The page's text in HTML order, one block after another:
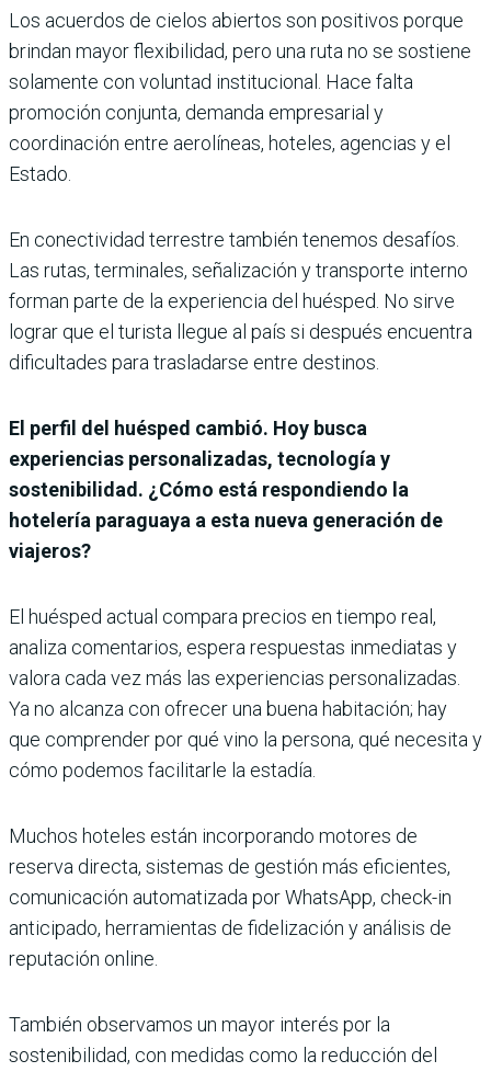
Los acuerdos de cielos abiertos son positivos porque
brindan mayor flexibilidad, pero una ruta no se sostiene
solamente con voluntad institucional. Hace falta
promoción conjunta, demanda empresarial y
coordinación entre aerolíneas, hoteles, agencias y el
Estado.
En conectividad terrestre también tenemos desafíos.
Las rutas, terminales, señalización y transporte interno
forman parte de la experiencia del huésped. No sirve
lograr que el turista llegue al país si después encuentra
dificultades para trasladarse entre destinos.
El perfil del huésped cambió. Hoy busca
experiencias personalizadas, tecnología y
sostenibilidad. ¿Cómo está respondiendo la
hotelería paraguaya a esta nueva generación de
viajeros?
El huésped actual compara precios en tiempo real,
analiza comentarios, espera respuestas inmediatas y
valora cada vez más las experiencias personalizadas.
Ya no alcanza con ofrecer una buena habitación; hay
que comprender por qué vino la persona, qué necesita y
cómo podemos facilitarle la estadía.
Muchos hoteles están incorporando motores de
reserva directa, sistemas de gestión más eficientes,
comunicación automatizada por WhatsApp, check-in
anticipado, herramientas de fidelización y análisis de
reputación online.
También observamos un mayor interés por la
sostenibilidad, con medidas como la reducción del